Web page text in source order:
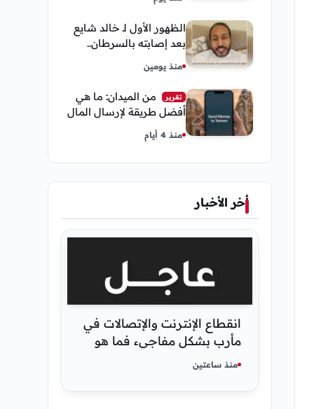
اجتماعية
الظهور الأول لـ خالد شايع
بعد إصابته بالسرطان..
رحلة العلاج
منذ يومين
تقرير
من الميدان: ما هي
أفضل طريقة لإرسال المال
إلى اليمن من السعودية
وأمريكا
منذ 4 أيام
أخر الأخبار
انقطاع الإنترنت والإتصالات في
مأرب بشكل مفاجيء فما هو
سبب ذلك
منذ ساعتين